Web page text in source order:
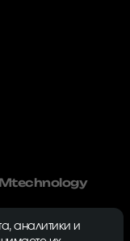
аналитики и